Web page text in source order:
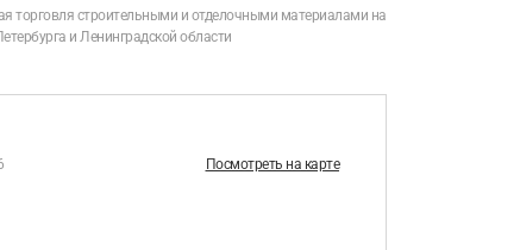
торговля строительными и отделочными материалами на
и Ленинградской области
Посмотреть на карте